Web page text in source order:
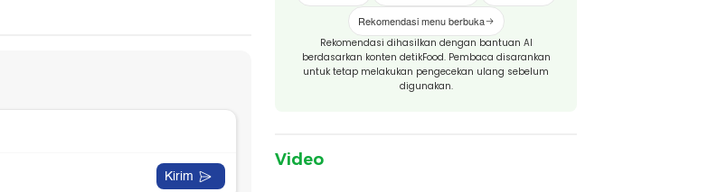
Rekomendasi menu berbuka
Rekomendasi dihasilkan dengan bantuan AI
berdasarkan konten detikFood. Pembaca disarankan
untuk tetap melakukan pengecekan ulang sebelum
digunakan.
Video